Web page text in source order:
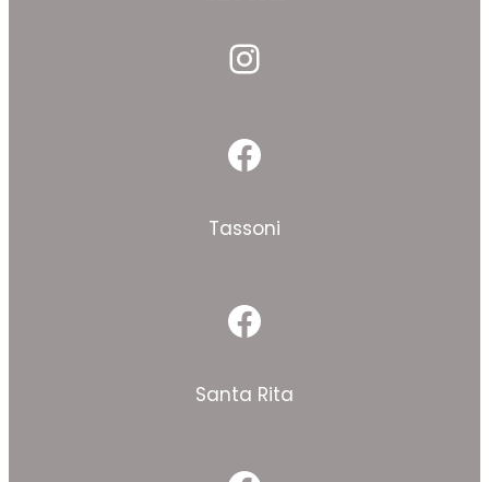
Instagram
Facebook
Tassoni
Facebook
Santa Rita